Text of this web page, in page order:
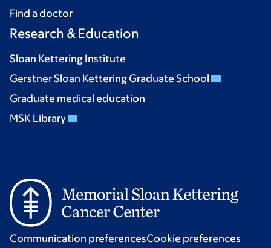
Find a doctor
Research & Education
Sloan Kettering Institute
Gerstner Sloan Kettering Graduate School
Graduate medical education
MSK Library
Communication preferencesCookie preferences